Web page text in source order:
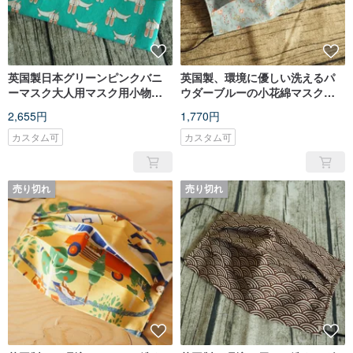
英国製日本グリーンピンクバニ
ーマスク大人用マスク用小物ポ
2,655円
カスタム可
英国製、環境に優しい洗えるパ
ウダーブルーの小花綿マスク
マスクに入れることができます
1,770円
カスタム可
売り切れ 売り切れ